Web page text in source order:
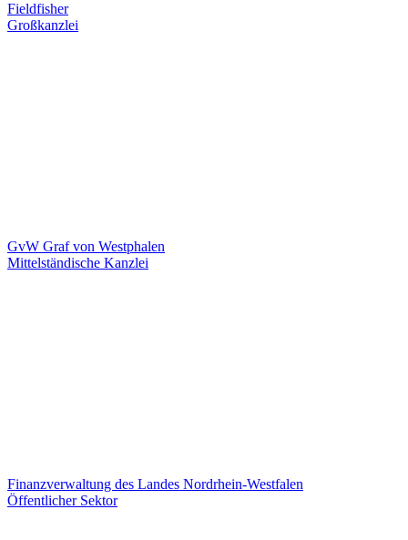
Fieldfisher
Großkanzlei
GvW Graf von Westphalen
Mittelständische Kanzlei
Finanzverwaltung des Landes Nordrhein-Westfalen
Öffentlicher Sektor